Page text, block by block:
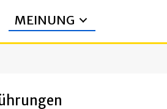
MEINUNG